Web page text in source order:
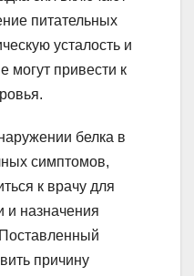
питательных
усталость и
могут привести к
белка в
симптомов,
к врачу для
и назначения
причину